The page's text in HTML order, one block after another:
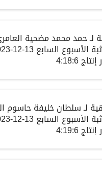
لـحمد محمد مضحية
الأسبوع السابع13-12-2023م)
إنتاج4:18:6
لـسلطان خليفة حاسوم
الأسبوع السابع13-12-2023م)
إنتاج4:19:6